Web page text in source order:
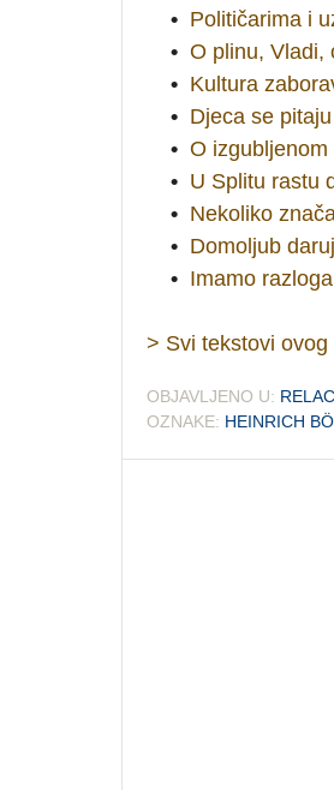
• Političarima i
• O plinu, Vladi,
• Kultura
• Djeca se
• O izgubljenom
• U Splitu rastu
• Nekoliko
• Domoljub
• Imamo
> Svi tekstovi ovog
OBJAVLJENO U:
OZNAKE: HEINRICH